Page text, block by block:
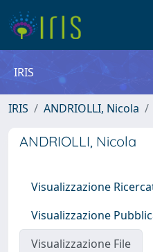
IRIS
IRIS ANDRIOLLI, Nicola
ANDRIOLLI, Nicola
Visualizzazione
Visualizzazione
Visualizzazione File